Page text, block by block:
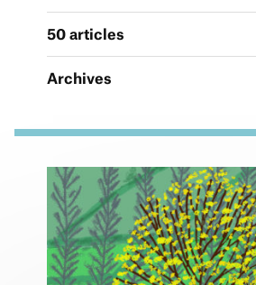
50 articles
Archives